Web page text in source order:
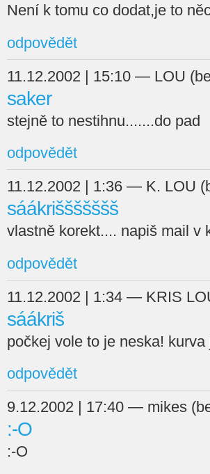
Není k tomu co dodat,je to
odpovědět
11.12.2002 | 15:10 — LOU
saker
stejně to nestihnu.......do pad
odpovědět
11.12.2002 | 1:36 — K. LOU
sáákriššššššš
vlastně korekt.... napiš mail v
odpovědět
11.12.2002 | 1:34 — KRIS
sáákriš
počkej vole to je neska! kurva
odpovědět
9.12.2002 | 17:40 — mikes
:-O
:-O